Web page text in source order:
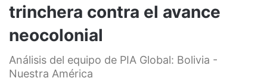
trinchera contra el avance
neocolonial
Análisis del equipo de PIA Global: Bolivia -
Nuestra América